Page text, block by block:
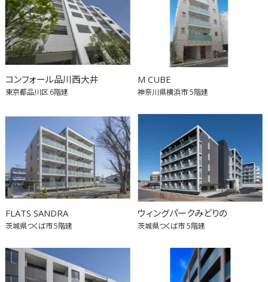
コンフォール品川西大井
東京都品川区6階建
M CUBE
神奈川県横浜市5階建
FLATS SANDRA
茨城県つくば市5階建
ウィングパークみどりの
茨城県つくば市5階建